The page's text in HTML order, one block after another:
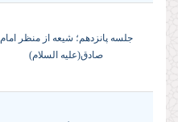
جلسه پانزدهم؛ شیعه از منظر امام
صادق(علیه السلام)